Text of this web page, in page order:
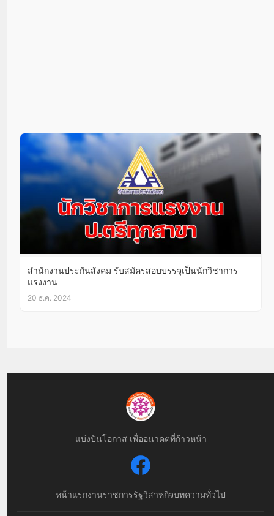
สำนักงานประกันสังคม รับสมัครสอบบรรจุเป็นนักวิชาการ
แรงงาน
20 ธ.ค. 2024
แบ่งปันโอกาส เพื่ออนาคตที่ก้าวหน้า
หน้าแรกงานราชการรัฐวิสาหกิจบทความทั่วไป